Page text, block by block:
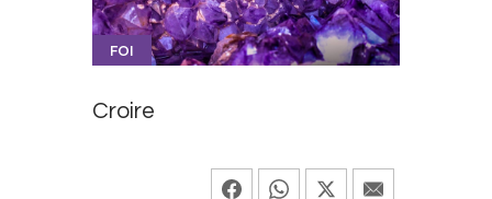
FOI
Croire